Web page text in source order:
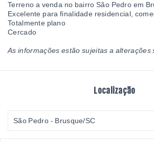
Terreno a venda no bairro São Pedro em
Excelente para finalidade residencial,
Totalmente plano
Cercado
As informações estão sujeitas a alterações
Localização
São Pedro - Brusque/SC